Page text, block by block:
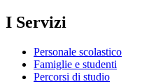
I Servizi
Personale scolastico
Famiglie e studenti
Percorsi di studio